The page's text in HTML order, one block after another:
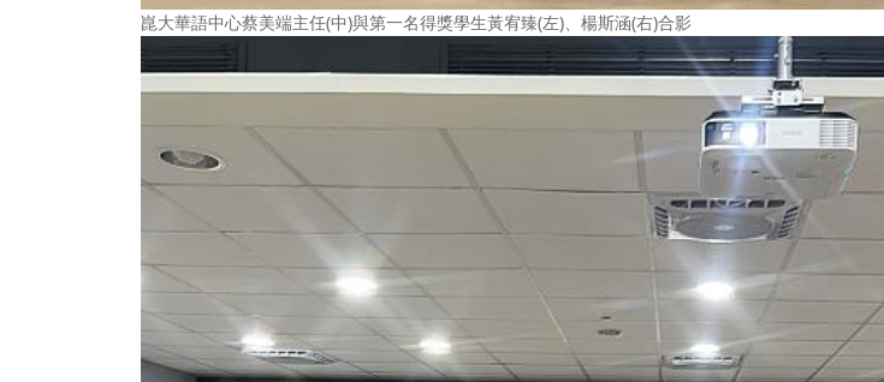
崑大華語中心蔡美端主任(中)與第一名得獎學生黃宥臻(左)、楊斯涵(右)合影